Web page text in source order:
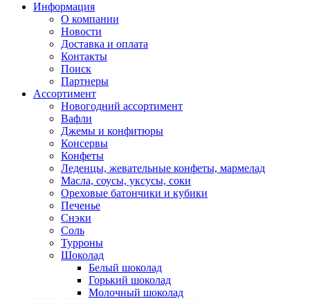
Информация
О компании
Новости
Доставка и оплата
Контакты
Поиск
Партнеры
Ассортимент
Новогодний ассортимент
Вафли
Джемы и конфитюры
Консервы
Конфеты
Леденцы, жевательные конфеты, мармелад
Масла, соусы, уксусы, соки
Ореховые батончики и кубики
Печенье
Снэки
Соль
Турроны
Шоколад
Белый шоколад
Горький шоколад
Молочный шоколад